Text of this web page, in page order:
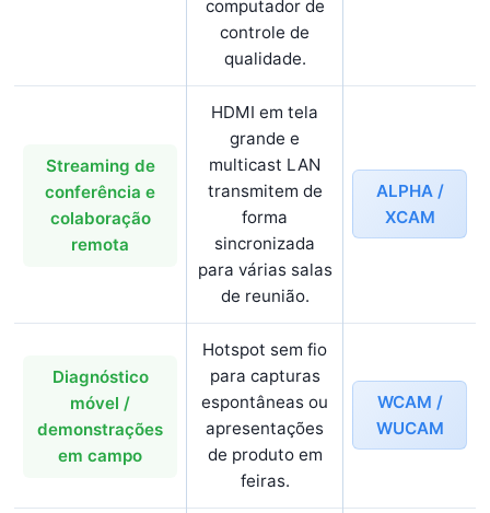
computador de
controle de
qualidade.
Streaming de
conferência e
colaboração
remota
HDMI em tela
grande e
multicast LAN
transmitem de
forma
sincronizada
para várias salas
de reunião.
ALPHA /
XCAM
Diagnóstico
móvel /
demonstrações
em campo
Hotspot sem fio
para capturas
espontâneas ou
apresentações
de produto em
feiras.
WCAM /
WUCAM